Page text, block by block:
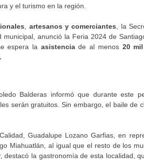
y el turismo en la región.
artesanos y comerciantes , la
anunció la Feria 2024 de
espera la asistenciade al menos 20
Balderas informó que durante este
serán gratuitos. Sin embargo, el baile de
Guadalupe Lozano Garfias, en
Miahuatlán, al igual que el resto de los
la gastronomía de esta localidad,